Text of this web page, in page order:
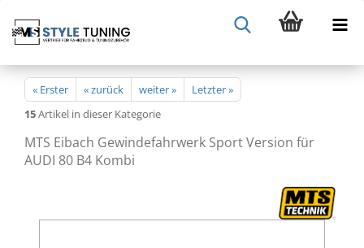
« Erster « zurück weiter »
Letzter »
15Artikel in dieser Kategorie
MTS Eibach Gewindefahrwerk Sport Version für
AUDI 80 B4 Kombi